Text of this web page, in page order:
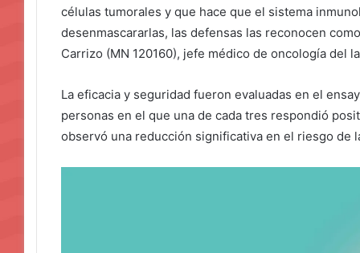
células tumorales y que hace que el sistema
desenmascararlas, las defensas las reconocen
Carrizo (MN 120160), jefe médico de oncología del
La eficacia y seguridad fueron evaluadas en el
personas en el que una de cada tres respondió
observó una reducción significativa en el riesgo de